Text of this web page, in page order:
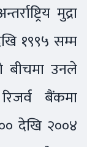
मुद्रा
१९९५ सम्म
बीचमा उनले
बैंकमा
देखि २००४